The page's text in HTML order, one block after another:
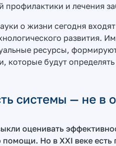
профилактики и лечения
о жизни сегодня
развития.
ресурсы,
которые будут
системы — не в
оценивать
помощи. Но в XXI веке